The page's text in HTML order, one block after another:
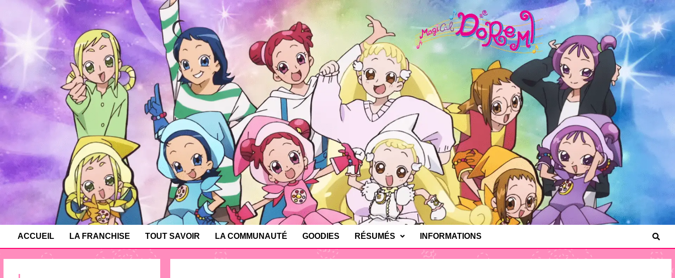
ACCUEIL LA FRANCHISE TOUT SAVOIR LA COMMUNAUTÉ GOODIES RÉSUMÉS INFORMATIONS